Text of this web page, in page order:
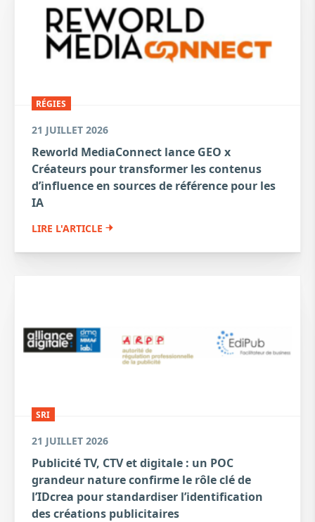
RÉGIES
21 JUILLET 2026
Reworld MediaConnect lance GEO x
Créateurs pour transformer les contenus
d’influence en sources de référence pour les
IA
LIRE L'ARTICLE
SRI
21 JUILLET 2026
Publicité TV, CTV et digitale : un POC
grandeur nature confirme le rôle clé de
l’IDcrea pour standardiser l’identification
des créations publicitaires